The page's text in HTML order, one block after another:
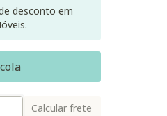
desconto em
Calcular frete